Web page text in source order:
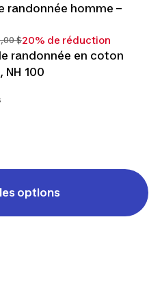
randonnée homme –
$20% de réduction
randonnée en coton
NH 100
options